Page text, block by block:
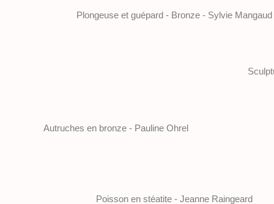
Plongeuse et guépard - Bronze - Sylvie Mangaud
Autruches en bronze - Pauline Ohrel
Poisson en stéatite - Jeanne Raingeard